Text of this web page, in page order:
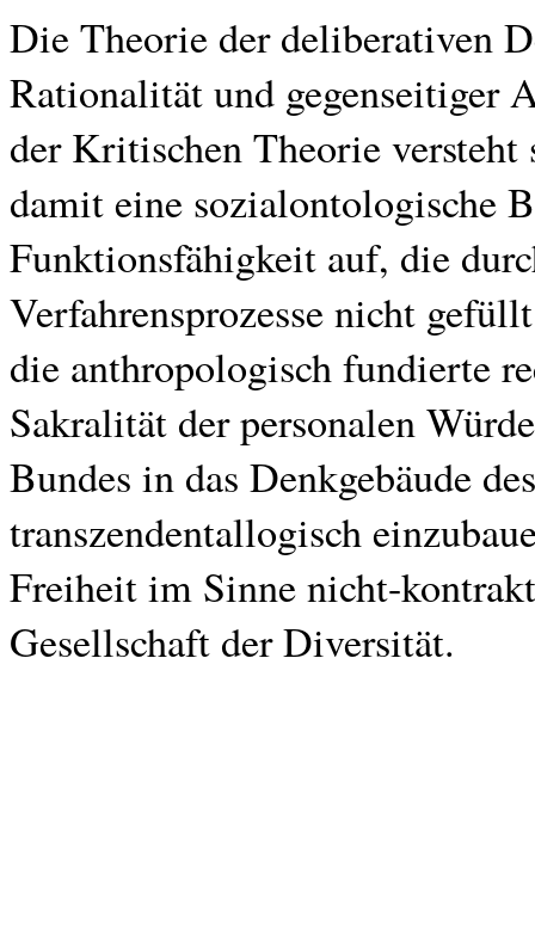
Die Theorie der deliberativen
Rationalität und gegenseitiger
der Kritischen Theorie versteht
damit eine sozialontologische
Funktionsfähigkeit auf, die
Verfahrensprozesse nicht
die anthropologisch fundierte
Sakralität der personalen
Bundes in das Denkgebäude
transzendentallogisch
Freiheit im Sinne nicht-
Gesellschaft der Diversität.